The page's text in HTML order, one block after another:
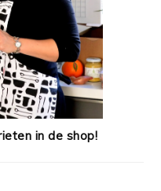
in de shop!